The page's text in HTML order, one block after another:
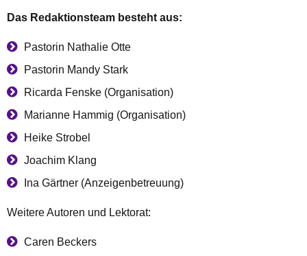
Das Redaktionsteam besteht aus:
Pastorin Nathalie Otte
Pastorin Mandy Stark
Ricarda Fenske (Organisation)
Marianne Hammig (Organisation)
Heike Strobel
Joachim Klang
Ina Gärtner (Anzeigenbetreuung)
Weitere Autoren und Lektorat:
Caren Beckers